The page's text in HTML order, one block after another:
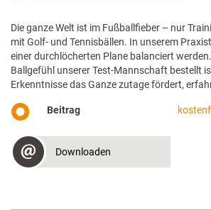
Die ganze Welt ist im Fußballfieber – nur
mit Golf- und Tennisbällen. In unserem
einer durchlöcherten Plane balanciert
Ballgefühl unserer Test-Mannschaft bestellt
Erkenntnisse das Ganze zutage fördert,
Beitrag
Downloaden